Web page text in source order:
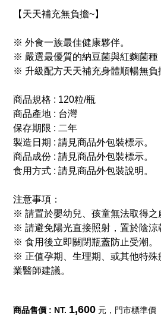
【天天補充無負擔~】
※ 外食一族最佳健康夥伴。
※ 嚴選最優質的納豆菌與紅麴菌種
※ 升級配方天天補充身體順暢無負
商品規格 : 120粒/瓶
商品產地 : 台灣
保存期限 : 二年
製造日期 : 請見商品外包裝標示。
商品成份 : 請見商品外包裝標示。
食用方式 : 請見商品外包裝說明。
注意事項：
※ 請置於嬰幼兒、孩童無法取得之
※ 請避免陽光直接照射，置於陰涼
※ 食用後立即關閉瓶蓋防止受潮。
※ 正值孕期、生理期、或其他特殊
業醫師建議。
商品售價 : NT. 1,600 元，門市標準價